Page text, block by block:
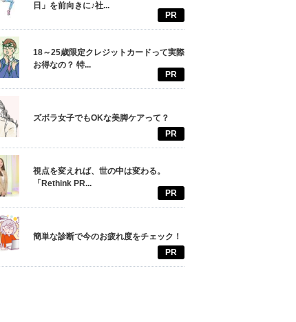
日」を前向きに♪社...
PR
18～25歳限定クレジットカードって実際
お得なの？ 特...
PR
ズボラ女子でもOKな美脚ケアって？
PR
視点を変えれば、世の中は変わる。
「Rethink PR...
PR
簡単な診断で今のお疲れ度をチェック！
PR